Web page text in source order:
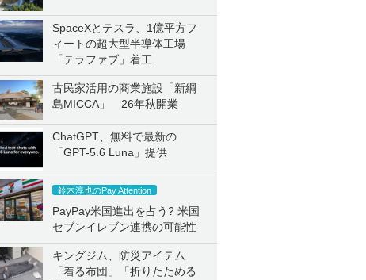
SpaceXとテスラ、1億平方フ
ィートの超大型半導体工場
「テラファブ」着工
古民家活用の商業施設「新綱
島MICCA」 26年秋開業
ChatGPT、無料で最新の
「GPT-5.6 Luna」提供
鈴木淳也のPay Attention
PayPay米国進出を占う? 米国
セブンイレブン連携の可能性
キングジム、防災アイテム
「着る布団」「折りたためる